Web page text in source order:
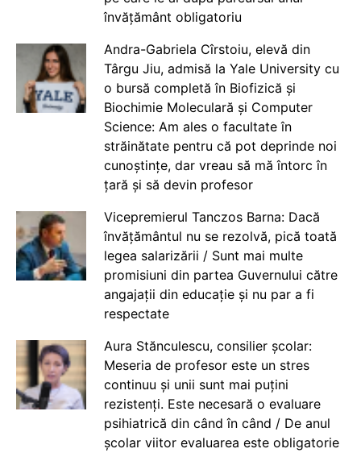
învățământ obligatoriu
Andra-Gabriela Cîrstoiu, elevă din
Târgu Jiu, admisă la Yale University cu
o bursă completă în Biofizică și
Biochimie Moleculară și Computer
Science: Am ales o facultate în
străinătate pentru că pot deprinde noi
cunoștințe, dar vreau să mă întorc în
țară și să devin profesor
Vicepremierul Tanczos Barna: Dacă
învățământul nu se rezolvă, pică toată
legea salarizării / Sunt mai multe
promisiuni din partea Guvernului către
angajații din educație și nu par a fi
respectate
Aura Stănculescu, consilier școlar:
Meseria de profesor este un stres
continuu și unii sunt mai puțini
rezistenți. Este necesară o evaluare
psihiatrică din când în când / De anul
școlar viitor evaluarea este obligatorie